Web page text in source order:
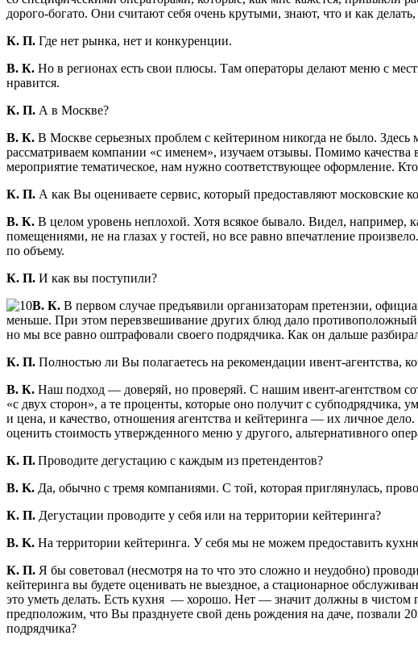
дорого-богато. Они считают себя очень крутыми, знают, что и как
К. П. Где нет рынка, нет и конкуренции.
В. К. Но в регионах есть свои плюсы. Там операторы делают меню с
нравится.
К. П. А в Москве?
В. К. В Москве серьезных проблем с кейтерином никогда не было.
рассматриваем компании «с именем», изучаем отзывы. Помимо
мероприятие тематическое, нам нужно соответствующее оформление.
К. П. А как Вы оцениваете сервис, который предоставляют московские
В. К. В целом уровень неплохой. Хотя всякое бывало. Видел,
помещениями, не на глазах у гостей, но все равно впечатление
по объему.
К. П. И как вы поступили?
В. К. В первом случае предъявили организаторам претензии,
меньше. При этом перевзвешивание других блюд дало
но мы все равно оштрафовали своего подрядчика. Как он дальше
К. П. Полностью ли Вы полагаетесь на рекомендации ивент-агентства,
В. К. Наш подход — доверяй, но проверяй. С нашим ивент-агентством
«с двух сторон», а те проценты, которые оно получит с субподрядчика,
и цена, и качество, отношения агентства и кейтеринга — их личное
оценить стоимость утвержденного меню у другого, альтернативного
К. П.Проводите дегустацию с каждым из претендентов?
В. K. Да, обычно с тремя компаниями. С той, которая приглянулась,
К. П. Дегустации проводите у себя или на территории кейтеринга?
В. K. На территории кейтеринга. У себя мы не можем предоставить
К. П. Я бы советовал (несмотря на то что это сложно и неудобно)
кейтеринга вы будете оценивать не выездное, а стационарное
это уметь делать. Есть кухня — хорошо. Нет — значит должны в чистом
предположим, что Вы празднуете свой день рождения на даче, позвали
подрядчика?